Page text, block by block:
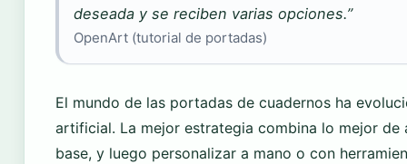
deseada y se reciben varias opciones.”
OpenArt (tutorial de portadas)
El mundo de las portadas de cuadernos ha
artificial. La mejor estrategia combina lo mejor de
base, y luego personalizar a mano o con